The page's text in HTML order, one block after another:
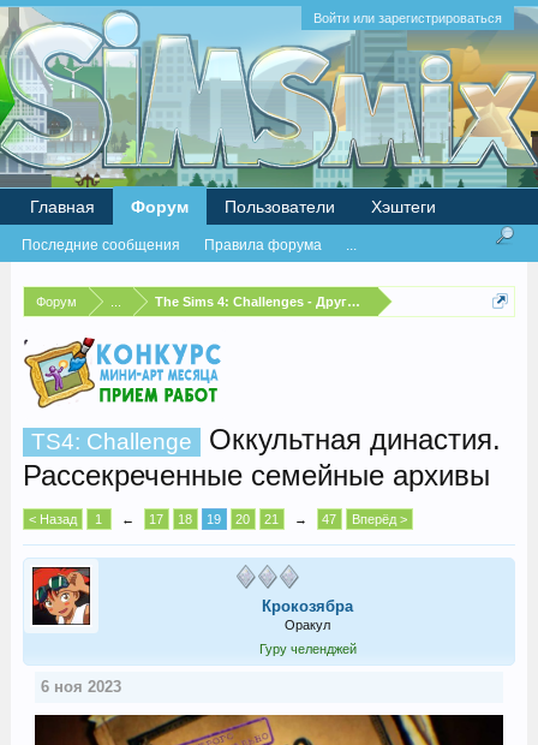
Войти или зарегистрироваться
Форум The Sims 4: Challenges - Другие испытания
TS4: Challenge
Оккультная династия.
Рассекреченные семейные архивы
< Назад 1 ← 17 18 19 20 21 → 47 Вперёд >
Крокозябра
Оракул
Гуру челенджей
6 ноя 2023
Главная Форум
Последние сообщения Правила форума ...
Пользователи Хэштеги